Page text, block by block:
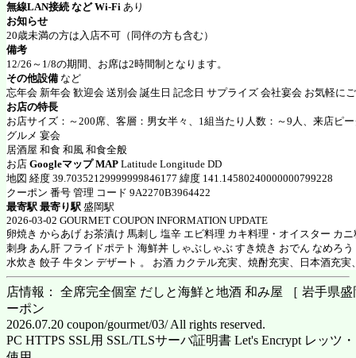
無線LAN接続 など Wi-Fi あり
お知らせ
20歳未満の方は入店不可（同伴の方も含む）
備考
12/26～1/8の期間、お席は2時間制となります。
その他設備 など
忘年会 新年会 歓迎会 送別会 誕生日 記念日 サプライズ 会社宴会 お気軽に
お店の特長
お店サイズ：～200席、客層：男女半々、1組当たり人数：～9人、来店ピ
グルメ 宴会
居酒屋 和食 和風 和食全般
お店 Googleマップ MAP Latitude Longitude DD
地図 経度 39.70352129999999846177 緯度 141.14580240000000799228
クーポン 番号 管理 コード 9A2270B3964422
最寄駅 最寄り駅 盛岡駅
2026-03-02 GOURMET COUPON INFORMATION UPDATE
卵焼き からあげ お茶漬け 馬刺し 塩辛 エビ料理 カキ料理・オイスター カニ
刺身 あん肝 フライドポテト 海鮮丼 しゃぶしゃぶ すき焼き おでん なめろう
水炊き 餃子 牛タン デザート 。 お酒 カクテル充実、焼酎充実、日本酒充実
店情報： 全席完全個室 だしと海鮮と地酒 和み屋 ［ 岩手県
ーポン
2026.07.20 coupon/gourmet/03/ All rights reserved.
PC HTTPS SSL用 SSL/TLSサーバ証明書 Let's Encrypt レッツ